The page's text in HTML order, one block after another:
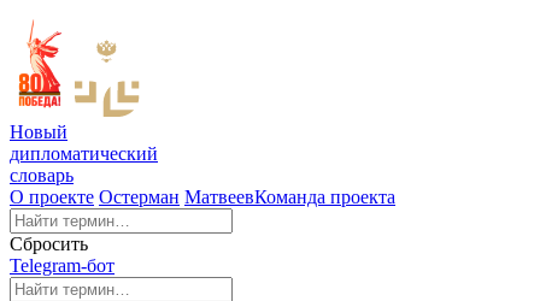
Новый
дипломатический
словарь
О проекте Остерман МатвеевКоманда проекта
Сбросить
Telegram-бот